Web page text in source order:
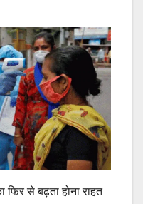
फिर से बढ़ता होना राहत